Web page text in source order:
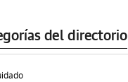
del directorio